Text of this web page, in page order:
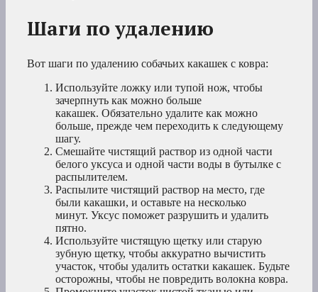
Шаги по удалению
Вот шаги по удалению собачьих какашек с ковра:
Используйте ложку или тупой нож, чтобы
зачерпнуть как можно больше
какашек. Обязательно удалите как можно
больше, прежде чем переходить к следующему
шагу.
Смешайте чистящий раствор из одной части
белого уксуса и одной части воды в бутылке с
распылителем.
Распылите чистящий раствор на место, где
были какашки, и оставьте на несколько
минут. Уксус поможет разрушить и удалить
пятно.
Используйте чистящую щетку или старую
зубную щетку, чтобы аккуратно вычистить
участок, чтобы удалить остатки какашек. Будьте
осторожны, чтобы не повредить волокна ковра.